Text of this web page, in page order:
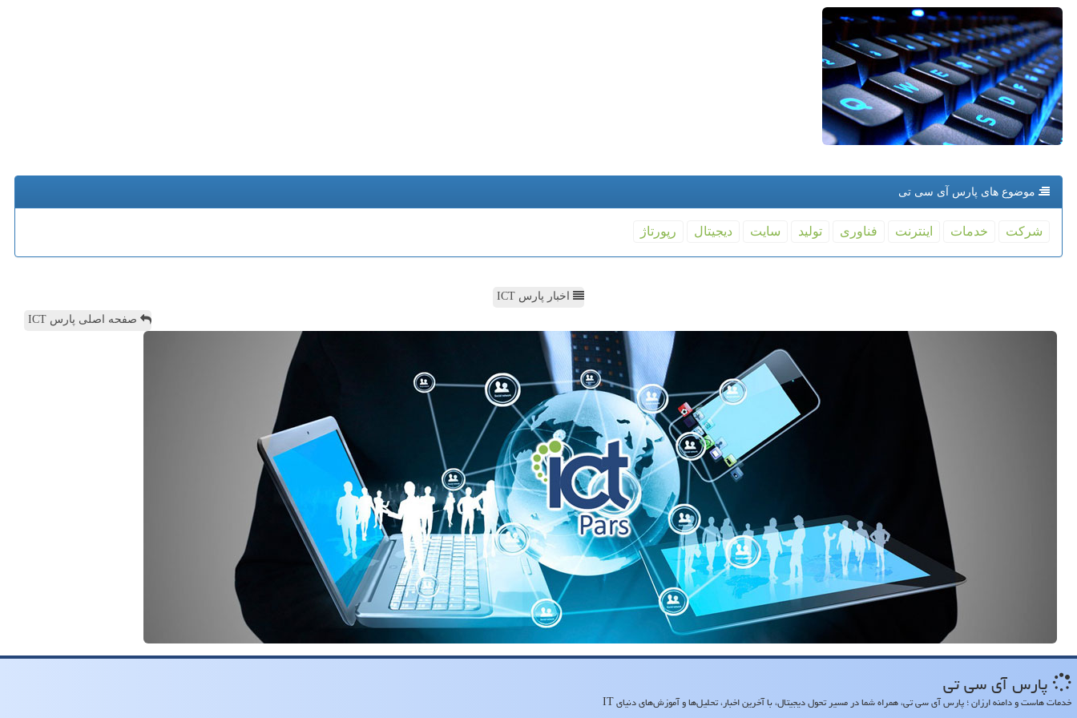
موضوع های پارس آی سی تی
شركت خدمات اینترنت فناوری تولید سایت دیجیتال رپورتاژ
اخبار پارس ICT
صفحه اصلی پارس ICT
پارس آی سی تی
خدمات هاست و دامنه ارزان ؛ پارس آی سی تی، همراه شما در مسیر تحول دیجیتال، با آخرین اخبار، تحلیل‌ها و آموزش‌های دنیای IT